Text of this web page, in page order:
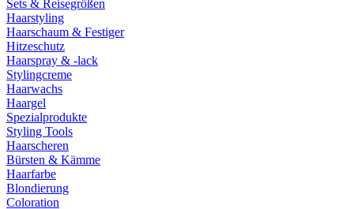
Sets & Reisegrößen
Haarstyling
Haarschaum & Festiger
Hitzeschutz
Haarspray & -lack
Stylingcreme
Haarwachs
Haargel
Spezialprodukte
Styling Tools
Haarscheren
Bürsten & Kämme
Haarfarbe
Blondierung
Coloration